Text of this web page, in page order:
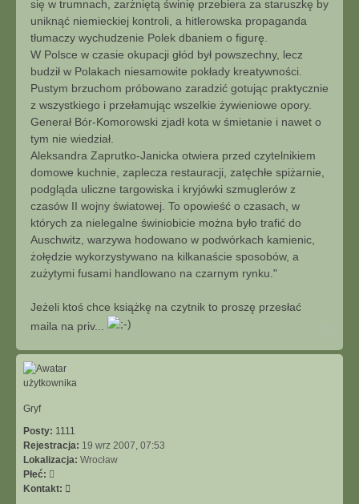
się w trumnach, zarżniętą świnię przebiera za staruszkę by
uniknąć niemieckiej kontroli, a hitlerowska propaganda
tłumaczy wychudzenie Polek dbaniem o figurę.
W Polsce w czasie okupacji głód był powszechny, lecz
budził w Polakach niesamowite pokłady kreatywności.
Pustym brzuchom próbowano zaradzić gotując praktycznie
z wszystkiego i przełamując wszelkie żywieniowe opory.
Generał Bór-Komorowski zjadł kota w śmietanie i nawet o
tym nie wiedział.
Aleksandra Zaprutko-Janicka otwiera przed czytelnikiem
domowe kuchnie, zaplecza restauracji, zatęchłe spiżarnie,
podgląda uliczne targowiska i kryjówki szmuglerów z
czasów II wojny światowej. To opowieść o czasach, w
których za nielegalne świniobicie można było trafić do
Auschwitz, warzywa hodowano w podwórkach kamienic,
żołędzie wykorzystywano na kilkanaście sposobów, a
zużytymi fusami handlowano na czarnym rynku."
Jeżeli ktoś chce książkę na czytnik to proszę przesłać
maila na priv...
g
Gryf
Posty: 1111
Rejestracja: 19 wrz 2007, 07:53
Lokalizacja: Wrocław
Płeć:
Kontakt: